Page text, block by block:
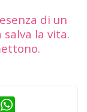
di un
la vita.
Tumblr